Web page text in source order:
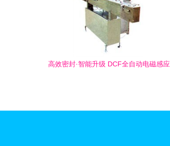
高效密封·智能升级 DCF全自动电磁感应